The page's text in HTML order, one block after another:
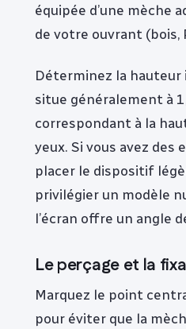
équipée d’une mèche
de votre ouvrant (bois,
Déterminez la hauteur
situe généralement à
correspondant à la
yeux. Si vous avez des
placer le dispositif
privilégier un modèle
l’écran offre un angle
Le perçage et la
Marquez le point
pour éviter que la